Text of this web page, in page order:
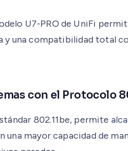
U7-PRO de UniFi
y una compatibilidad total
con el Protocolo
802.11be, permite
una mayor capacidad de